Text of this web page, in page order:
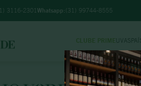
3116-2301Whatsapp: (31) 99744-8555
(2ª a 6ª) e até 12h (sab)
CLUBE PRIME UVAS
1º